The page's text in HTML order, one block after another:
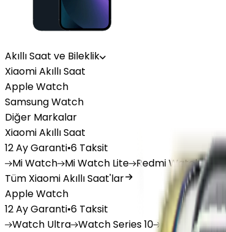
Akıllı Saat ve Bileklik
Xiaomi Akıllı Saat
Apple Watch
Samsung Watch
Diğer Markalar
Xiaomi Akıllı Saat
12 Ay Garanti•6 Taksit
MiWatch MiWatch Lite RedmiWatch 3
Tüm Xiaomi Akıllı Saat'lar
Apple Watch
12 Ay Garanti•6 Taksit
Watch Ultra WatchSeries 10 WatchSeries